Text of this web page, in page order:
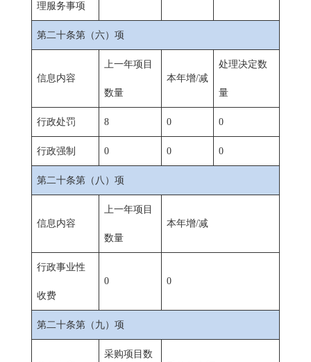
理服务事项
第二十条第（六）项
信息内容
上一年项目
数量
本年增/减
处理决定数
量
行政处罚 8 0 0
行政强制 0 0 0
第二十条第（八）项
信息内容
上一年项目
数量
本年增/减
行政事业性
收费
0 0
第二十条第（九）项
采购项目数